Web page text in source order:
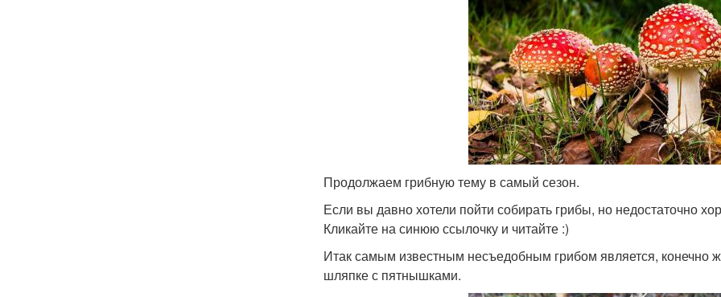
Продолжаем грибную тему в самый сезон.
Если вы давно хотели пойти собирать грибы, но недостаточно
Кликайте на синюю ссылочку и читайте :)
Итак самым известным несъедобным грибом является, конечно
шляпке с пятнышками.